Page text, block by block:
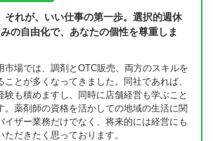
それが、いい仕事の第一歩。選択的週休
の自由化で、あなたの個性を尊重しま
市場では、調剤とOTC販売、両方のスキルを
ことが多くなってきました。同社であれば、
験も積めますし、同時に店舗経営も学ぶこと
。薬剤師の資格を活かしての地域の生活に関
イザー業務だけでなく、将来的には経営にも
ただきたく思っております。